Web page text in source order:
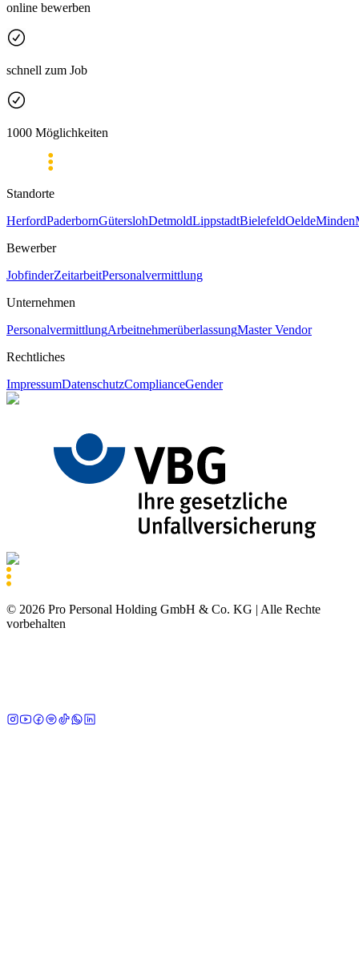
online bewerben
schnell zum Job
1000 Möglichkeiten
Standorte
HerfordPaderbornGüterslohDetmoldLippstadtBielefeldOeldeMinden
Bewerber
JobfinderZeitarbeitPersonalvermittlung
Unternehmen
PersonalvermittlungArbeitnehmerüberlassungMaster Vendor
Rechtliches
ImpressumDatenschutzComplianceGender
© 2026 Pro Personal Holding GmbH & Co. KG | Alle Rechte
vorbehalten